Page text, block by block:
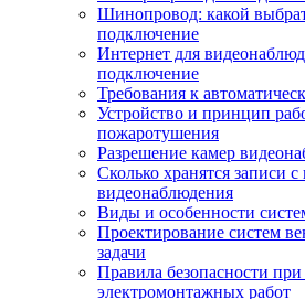
Шинопровод: какой
подключение
Интернет для
подключение
Требования к
Устройство и принцип
пожаротушения
Разрешение камер
Сколько хранятся записи с
видеонаблюдения
Виды и особенности
Проектирование систем
задачи
Правила безопасности
электромонтажных работ